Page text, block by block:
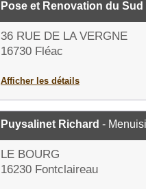
Pose et Renovation du Sud
36 RUE DE LA VERGNE
16730 Fléac
Afficher les détails
Puysalinet Richard -
LE BOURG
16230 Fontclaireau